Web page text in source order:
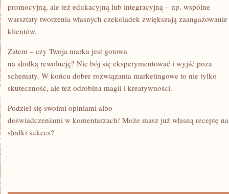
promocyjną, ale też edukacyjną lub integracyjną – np. wspólne
warsztaty tworzenia własnych czekoladek zwiększają zaangażowanie
klientów.
Zatem – czy Twoja marka jest gotowa
na słodką rewolucję? Nie bój się eksperymentować i wyjść poza
schematy. W końcu dobre rozwiązania marketingowe to nie tylko
skuteczność, ale też odrobina magii i kreatywności.
Podziel się swoimi opiniami albo
doświadczeniami w komentarzach! Może masz już własną receptę na
słodki sukces?